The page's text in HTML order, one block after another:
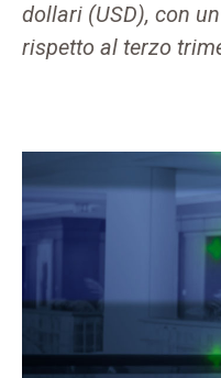
dollari (USD), con
rispetto al terzo